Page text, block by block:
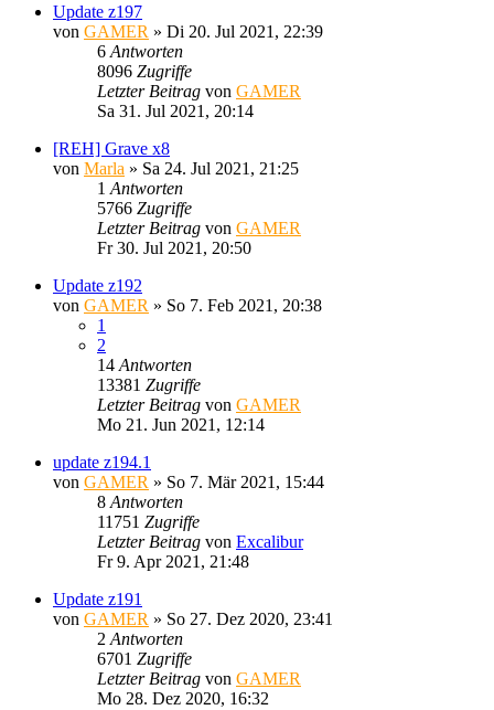
Update z197
von GAMER » Di 20. Jul 2021, 22:39
6 Antworten
8096 Zugriffe
Letzter Beitrag von GAMER
Sa 31. Jul 2021, 20:14
[REH] Grave x8
von Marla » Sa 24. Jul 2021, 21:25
1 Antworten
5766 Zugriffe
Letzter Beitrag von GAMER
Fr 30. Jul 2021, 20:50
Update z192
von GAMER » So 7. Feb 2021, 20:38
1
2
14 Antworten
13381 Zugriffe
Letzter Beitrag von GAMER
Mo 21. Jun 2021, 12:14
update z194.1
von GAMER » So 7. Mär 2021, 15:44
8 Antworten
11751 Zugriffe
Letzter Beitrag von Excalibur
Fr 9. Apr 2021, 21:48
Update z191
von GAMER » So 27. Dez 2020, 23:41
2 Antworten
6701 Zugriffe
Letzter Beitrag von GAMER
Mo 28. Dez 2020, 16:32